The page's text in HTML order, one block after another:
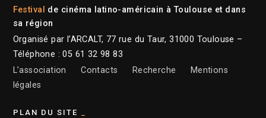
Festival de cinéma latino-américain à Toulouse et dans
sa région
Organisé par l’ARCALT, 77 rue du Taur, 31000 Toulouse –
Téléphone : 05 61 32 98 83
L’association
Contacts Recherche
Mentions
légales
PLAN DU SITE